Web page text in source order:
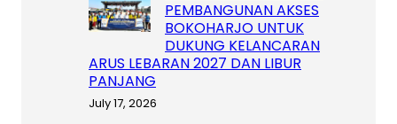
PEMBANGUNAN AKSES
BOKOHARJO UNTUK
DUKUNG KELANCARAN
ARUS LEBARAN 2027 DAN LIBUR
PANJANG
July 17, 2026